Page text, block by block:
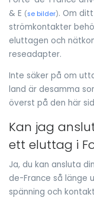
& E (se bilder). Om
strömkontakter
eluttagen och
reseadapter.
Inte säker på om
land är desamma
överst på den här
Kan jag
ett eluttag i
Ja, du kan ansluta
de-France så länge
spänning och